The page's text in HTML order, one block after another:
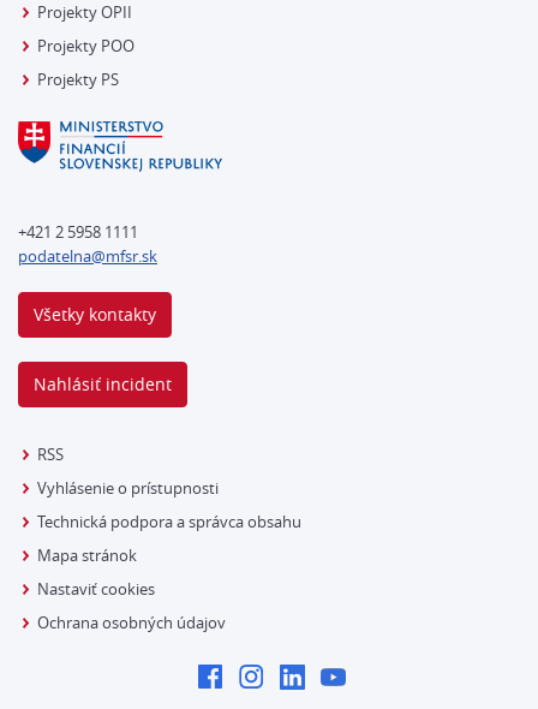
Projekty OPII
Projekty POO
Projekty PS
+421 2 5958 1111
podatelna@mfsr.sk
Všetky kontakty
Nahlásiť incident
RSS
Vyhlásenie o prístupnosti
Technická podpora a správca obsahu
Mapa stránok
Nastaviť cookies
Ochrana osobných údajov